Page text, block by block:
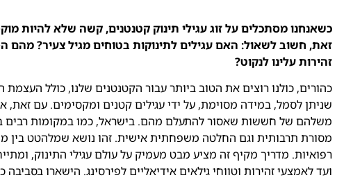
כשאנחנו מסתכלים על זוג עגילי תינוק קטנטנים, קשה שלא להיות
זאת, חשוב לשאול: האם עגילים לתינוקות בטוחים מגיל צעיר? מהם
זהירות עלינו לנקוט?
כהורים, כולנו רוצים את הטוב ביותר עבור הקטנטנים שלנו, כולל
שניתן לסמל, במידה מסוימת, על ידי עגילים קטנים ומקסימים. עם זאת,
משלהם של חששות שאסור להתעלם מהם. בישראל, כמו במקומות רבים
מסורת תרבותית וגם החלטה משפחתית אישית. זהו נושא שמלהטט בין
רפואיות. מדריך מקיף זה מציע מבט מעמיק על עולם עגילי התינוק,
ועד לאמצעי זהירות וטווחי גילאים אידיאליים לפירסינג. הישארו